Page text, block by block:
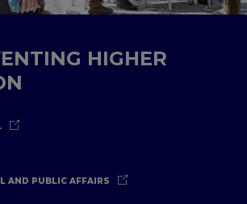
HIGHER
AND PUBLIC AFFAIRS